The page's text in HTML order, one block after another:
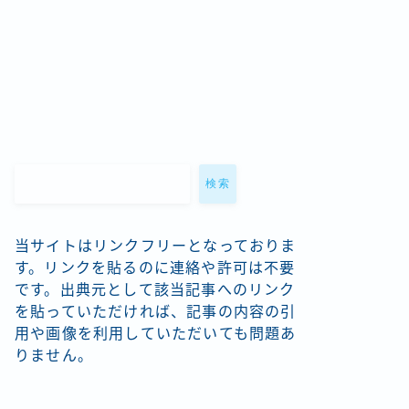
検索
当サイトはリンクフリーとなっておりま
す。リンクを貼るのに連絡や許可は不要
です。出典元として該当記事へのリンク
を貼っていただければ、記事の内容の引
用や画像を利用していただいても問題あ
りません。